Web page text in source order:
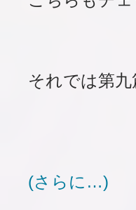
それでは第九
(さらに…)